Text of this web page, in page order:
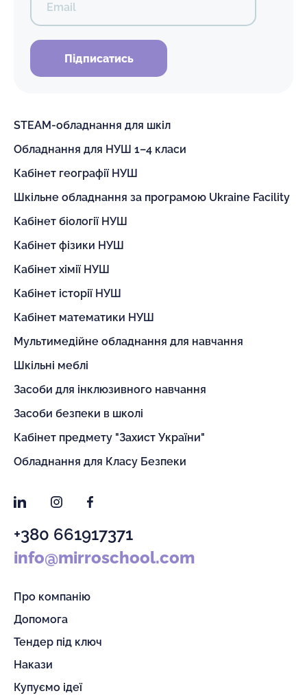
Email
Підписатись
STEAM-обладнання для шкіл
Обладнання для НУШ 1–4 класи
Кабінет географії НУШ
Шкільне обладнання за програмою Ukraine Facility
Кабінет біології НУШ
Кабінет фізики НУШ
Кабінет хімії НУШ
Кабінет історії НУШ
Кабінет математики НУШ
Мультимедійне обладнання для навчання
Шкільні меблі
Засоби для інклюзивного навчання
Засоби безпеки в школі
Кабінет предмету "Захист України"
Обладнання для Класу Безпеки
LinkedInInstagramFacebook
+380 661917371
info@mirroschool.com
Про компанію
Допомога
Тендер під ключ
Накази
Купуємо ідеї